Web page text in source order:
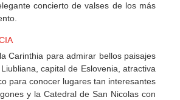
concierto de valses de los más
Carinthia para admirar bellos paisajes
capital de Eslovenia, atractiva
para conocer lugares tan interesantes
y la Catedral de San Nicolas con